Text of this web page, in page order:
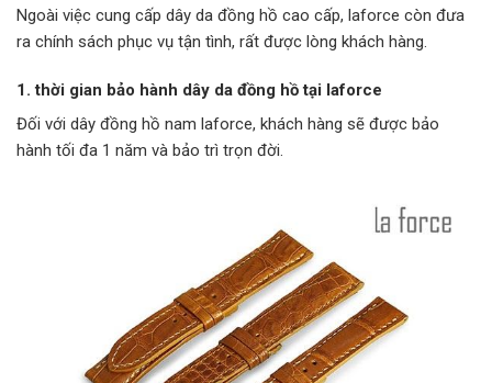
Ngoài việc cung cấp dây da đồng hồ cao cấp, laforce còn đưa
ra chính sách phục vụ tận tình, rất được lòng khách hàng.
1. thời gian bảo hành dây da đồng hồ tại laforce
Đối với dây đồng hồ nam laforce, khách hàng sẽ được bảo
hành tối đa 1 năm và bảo trì trọn đời.